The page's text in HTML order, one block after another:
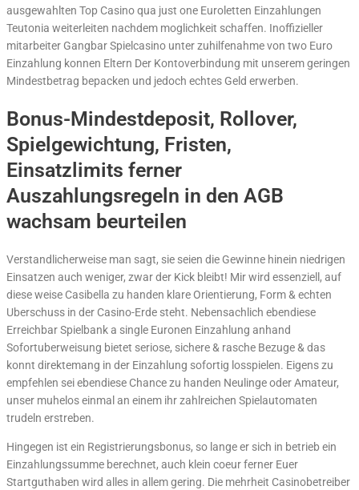
ausgewahlten Top Casino qua just one Euroletten Einzahlungen
Teutonia weiterleiten nachdem moglichkeit schaffen. Inoffizieller
mitarbeiter Gangbar Spielcasino unter zuhilfenahme von two Euro
Einzahlung konnen Eltern Der Kontoverbindung mit unserem geringen
Mindestbetrag bepacken und jedoch echtes Geld erwerben.
Bonus-Mindestdeposit, Rollover,
Spielgewichtung, Fristen,
Einsatzlimits ferner
Auszahlungsregeln in den AGB
wachsam beurteilen
Verstandlicherweise man sagt, sie seien die Gewinne hinein niedrigen
Einsatzen auch weniger, zwar der Kick bleibt! Mir wird essenziell, auf
diese weise Casibella zu handen klare Orientierung, Form & echten
Uberschuss in der Casino-Erde steht. Nebensachlich ebendiese
Erreichbar Spielbank a single Euronen Einzahlung anhand
Sofortuberweisung bietet seriose, sichere & rasche Bezuge & das
konnt direktemang in der Einzahlung sofortig losspielen. Eigens zu
empfehlen sei ebendiese Chance zu handen Neulinge oder Amateur,
unser muhelos einmal an einem ihr zahlreichen Spielautomaten
trudeln erstreben.
Hingegen ist ein Registrierungsbonus, so lange er sich in betrieb ein
Einzahlungssumme berechnet, auch klein coeur ferner Euer
Startguthaben wird alles in allem gering. Die mehrheit Casinobetreiber